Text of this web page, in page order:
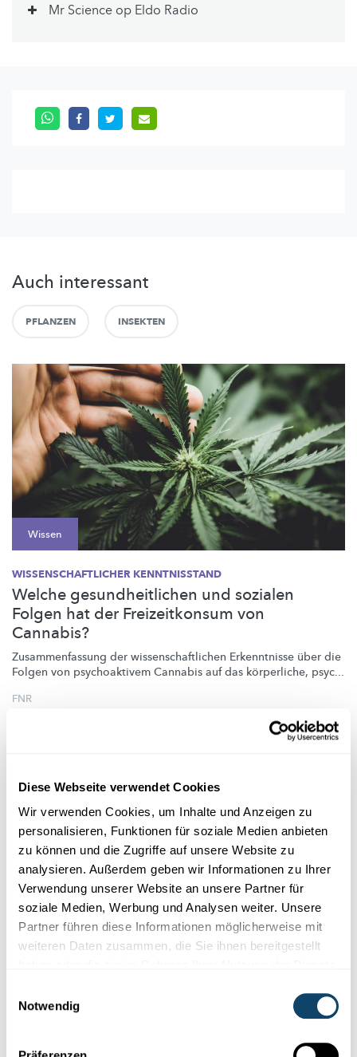
Diese Webseite verwendet Cookies
Wir verwenden Cookies, um Inhalte und Anzeigen zu
personalisieren, Funktionen für soziale Medien anbieten
zu können und die Zugriffe auf unsere Website zu
analysieren. Außerdem geben wir Informationen zu Ihrer
Verwendung unserer Website an unsere Partner für
soziale Medien, Werbung und Analysen weiter. Unsere
Partner führen diese Informationen möglicherweise mit
weiteren Daten zusammen, die Sie ihnen bereitgestellt
Notwendig
Mr Science op Eldo Radio
Auch interessant
PFLANZEN INSEKTEN
Wissen
WISSENSCHAFTLICHER KENNTNISSTAND
Welche gesundheitlichen und sozialen
Folgen hat der Freizeitkonsum von
Cannabis?
Zusammenfassung der wissenschaftlichen Erkenntnisse über die
Folgen von psychoaktivem Cannabis auf das körperliche, psyc...
FNR
Experimentieren
BLUMEN-EXPERIMENT
Mit nur wenig Material, kannst Du in kurzer Zeit weiße Tulpen
(oder andere Blumen) in farbige verwandeln.